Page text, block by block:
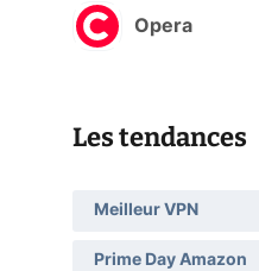
Opera
Les tendances
Meilleur VPN
Prime Day Amazon